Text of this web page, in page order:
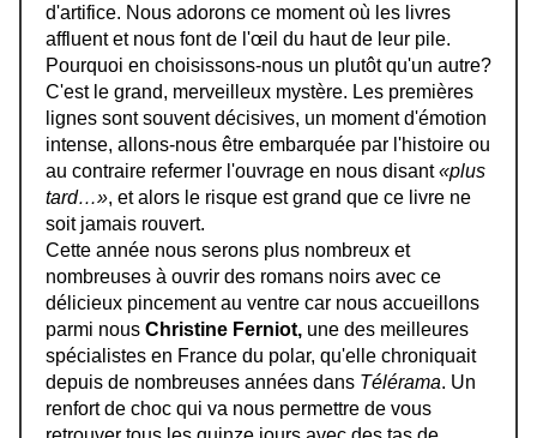
d'artifice. Nous adorons ce moment où les livres
affluent et nous font de l'œil du haut de leur pile.
Pourquoi en choisissons-nous un plutôt qu'un autre?
C'est le grand, merveilleux mystère. Les premières
lignes sont souvent décisives, un moment d'émotion
intense, allons-nous être embarquée par l'histoire ou
au contraire refermer l'ouvrage en nous disant«plus
tard…», et alors le risque est grand que ce livre ne
soit jamais rouvert.
Cette année nous serons plus nombreux et
nombreuses à ouvrir des romans noirs avec ce
délicieux pincement au ventre car nous accueillons
parmi nous Christine Ferniot, une des meilleures
spécialistes en France du polar, qu'elle chroniquait
depuis de nombreuses années dans Télérama. Un
renfort de choc qui va nous permettre de vous